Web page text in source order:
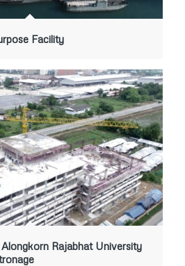
Facility
Rajabhat University